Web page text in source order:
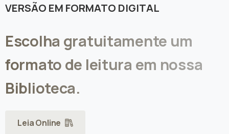
VERSÃO EM FORMATO DIGITAL
Escolha gratuitamente um
formato de leitura em nossa
Biblioteca.
Leia Online